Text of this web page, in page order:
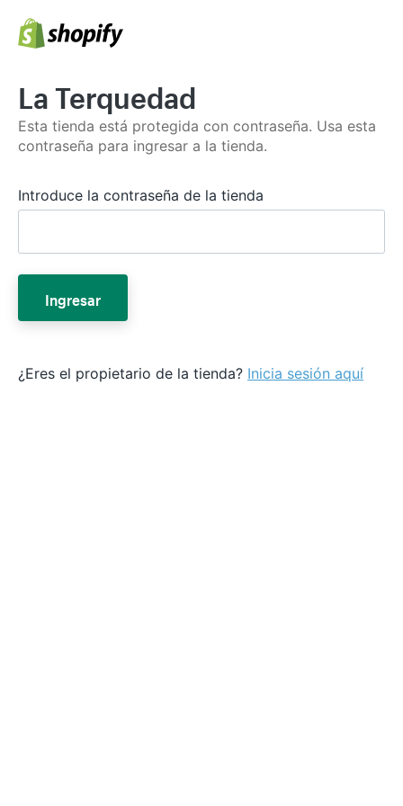
La Terquedad
Esta tienda está protegida con contraseña. Usa esta
contraseña para ingresar a la tienda.
Introduce la contraseña de la tienda
Ingresar
¿Eres el propietario de la tienda? Inicia sesión aquí